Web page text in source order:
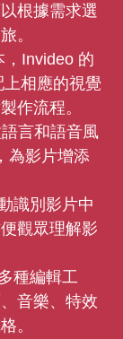
根據需求選
。
，Invideo 的
相應的視覺
作流程。
言和語音風
為影片增添
識別影片中
觀眾理解影
種編輯工
音樂、特效
。